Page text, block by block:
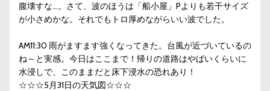
腹壊すな…。さて、波のほうは「船小屋」Pよりも若干サイズ
が小さめかな。それでもトロ厚めながらいい波でした。
AM11:30 雨がますます強くなってきた。台風が近づいているの
ね～と実感。今日はここまで！帰りの道路はやばいくらいに
水浸しで、このままだと床下浸水の恐れあり！
☆☆☆5月31日の天気図☆☆☆